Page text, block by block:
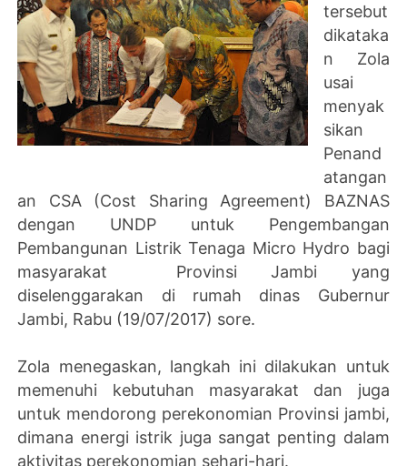
tersebut
dikataka
n Zola
usai
menyak
sikan
Penand
atangan
an CSA (Cost Sharing Agreement) BAZNAS
dengan UNDP untuk Pengembangan
Pembangunan Listrik Tenaga Micro Hydro bagi
masyarakat Provinsi Jambi yang
diselenggarakan di rumah dinas Gubernur
Jambi, Rabu (19/07/2017) sore.
Zola menegaskan, langkah ini dilakukan untuk
memenuhi kebutuhan masyarakat dan juga
untuk mendorong perekonomian Provinsi jambi,
dimana energi istrik juga sangat penting dalam
aktivitas perekonomian sehari-hari.